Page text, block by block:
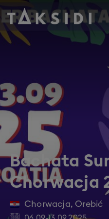
Bachata
Chorwacja
Chorwacja, Orebić